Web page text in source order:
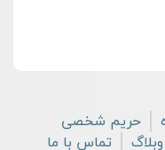
حریم شخصی
وبلاگ تماس با ما